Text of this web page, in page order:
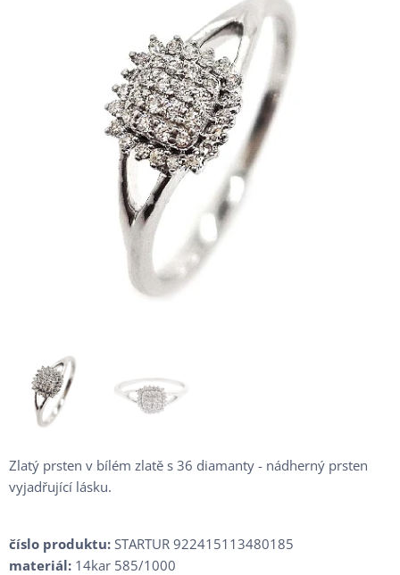
Zlatý prsten v bílém zlatě s 36 diamanty - nádherný prsten
vyjadřující lásku.
číslo produktu: STARTUR 922415113480185
materiál: 14kar 585/1000